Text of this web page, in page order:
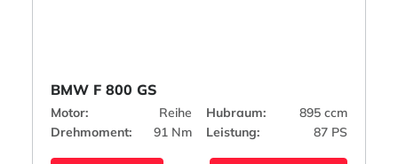
BMW F 800 GS
Motor: Reihe Hubraum:
895 ccm
Drehmoment:
91 Nm Leistung: 87 PS